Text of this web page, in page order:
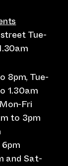
Tue-
8pm, Tue-
1.30am
Fri
to 3pm
and Sat-